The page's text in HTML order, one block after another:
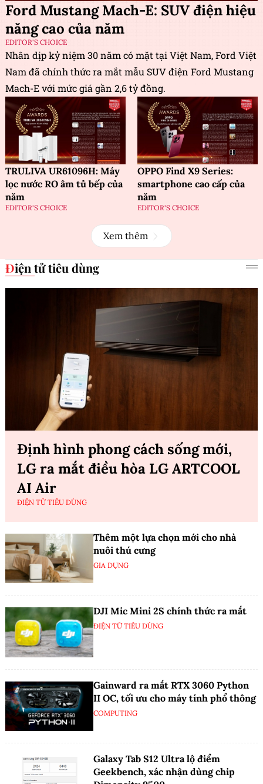
Ford Mustang Mach-E: SUV điện hiệu
năng cao của năm
EDITOR'S CHOICE
Nhân dịp kỷ niệm 30 năm có mặt tại Việt Nam, Ford Việt
Nam đã chính thức ra mắt mẫu SUV điện Ford Mustang
Mach-E với mức giá gần 2,6 tỷ đồng.
TRULIVA UR61096H: Máy
lọc nước RO âm tủ bếp của
năm
EDITOR'S CHOICE
OPPO Find X9 Series:
smartphone cao cấp của
năm
EDITOR'S CHOICE
Xem thêm
Điện tử tiêu dùng
Định hình phong cách sống mới,
LG ra mắt điều hòa LG ARTCOOL
AI Air
ĐIỆN TỬ TIÊU DÙNG
Thêm một lựa chọn mới cho nhà
nuôi thú cưng
GIA DỤNG
DJI Mic Mini 2S chính thức ra mắt
ĐIỆN TỬ TIÊU DÙNG
Gainward ra mắt RTX 3060 Python
II OC, tối ưu cho máy tính phổ thông
COMPUTING
Galaxy Tab S12 Ultra lộ điểm
Geekbench, xác nhận dùng chip